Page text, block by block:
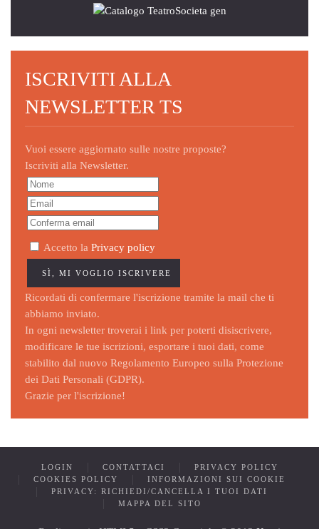
ISCRIVITI ALLA
NEWSLETTER TS
Vuoi essere aggiornato sulle nostre proposte?
Iscriviti alla Newsletter.
Accetto la Privacy policy
Ricordati di confermare l'iscrizione tramite la mail che ti
abbiamo inviato.
In ogni newsletter troverai i link per poterti disiscrivere,
modificare le tue iscrizioni, esportare i tuoi dati, come
stabilito dal nuovo Regolamento Europeo sulla Protezione
dei Dati Personali (GDPR).
Grazie per l'iscrizione!
LOGIN CONTATTACI
PRIVACY POLICY
COOKIES POLICY
INFORMAZIONI SUI COOKIE
PRIVACY: RICHIEDI/CANCELLA I TUOI DATI
MAPPA DEL SITO